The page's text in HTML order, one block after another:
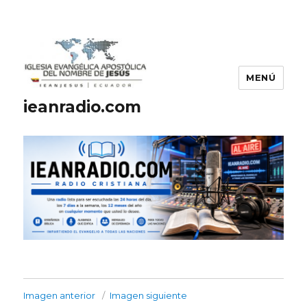
ieanradio.com
MENÚ
Imagen anterior Imagen siguiente